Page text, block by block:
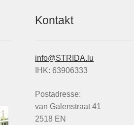
Kontakt
info@STRIDA.lu
IHK: 63906333
Postadresse:
van Galenstraat 41
2518 EN